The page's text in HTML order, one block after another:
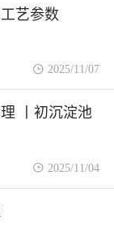
艺参数
2025/11/07
丨初沉淀池
2025/11/04